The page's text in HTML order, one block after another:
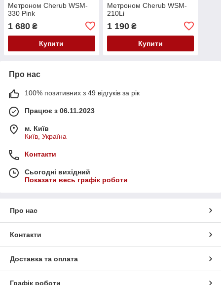
Метроном Cherub WSM-
330 Pink
1 680 ₴
Купити
Метроном Cherub WSM-
210Li
1 190₴
Купити
Про нас
100% позитивних з 49 відгуків за рік
Працює з 06.11.2023
м. Київ
Київ, Україна
Контакти
Сьогодні вихідний
Показати весь графік роботи
Про нас
Контакти
Доставка та оплата
Графік роботи